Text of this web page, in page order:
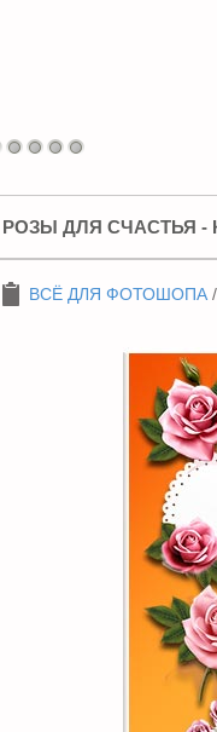
РОЗЫ ДЛЯ СЧАСТЬЯ -
ВСЁ ДЛЯ ФОТОШОПА